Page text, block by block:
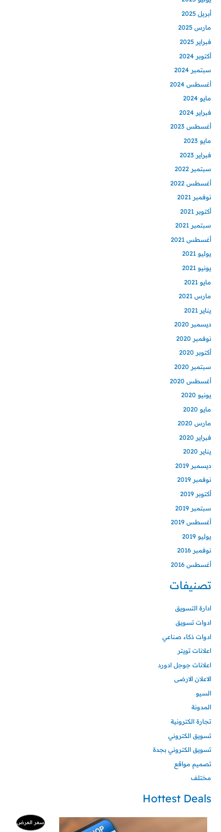
أبريل 2025
مارس 2025
فبراير 2025
أكتوبر 2024
سبتمبر 2024
أغسطس 2024
مايو 2024
فبراير 2024
أغسطس 2023
مايو 2023
فبراير 2023
سبتمبر 2022
أغسطس 2022
نوفمبر 2021
أكتوبر 2021
سبتمبر 2021
أغسطس 2021
يوليو 2021
يونيو 2021
مايو 2021
مارس 2021
يناير 2021
ديسمبر 2020
نوفمبر 2020
أكتوبر 2020
سبتمبر 2020
أغسطس 2020
يونيو 2020
مايو 2020
مارس 2020
فبراير 2020
يناير 2020
ديسمبر 2019
نوفمبر 2019
أكتوبر 2019
سبتمبر 2019
أغسطس 2019
يوليو 2019
نوفمبر 2016
أغسطس 2016
تصنيفات
ادارة التسويق
ادوات تسويق
ادوات ذكاء صناعي
اعلانات تويتر
اعلانات جوجل ادورد
الاعلان الارضى
السيو
المدونة
تجارة الكترونية
تسويق الكتروني
تسويق الكتروني بجدة
تصميم مواقع
مختلف
Hottest Deals
سعر العرضمنتج